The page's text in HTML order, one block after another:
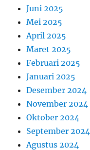
Juni 2025
Mei 2025
April 2025
Maret 2025
Februari 2025
Januari 2025
Desember 2024
November 2024
Oktober 2024
September 2024
Agustus 2024